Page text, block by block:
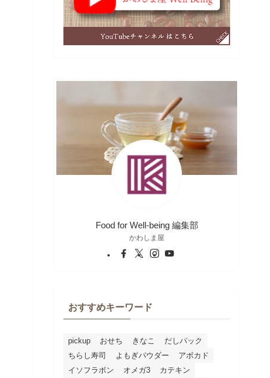
Food for Well-being 編集部
かわしま屋
おすすめキーワード
pickup おせち きなこ
だしパック
ちらし寿司
よもぎパウダー
アボカド
イソフラボン
オメガ3 カテキン